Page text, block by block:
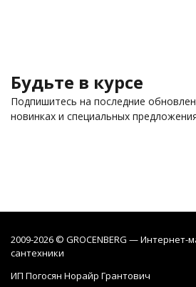
Будьте в курсе
Подпишитесь на последние
новинках и специальных
2009-2026 © GROCENBERG — Интернет-
сантехники
ИП Погосян Норайр Грантович